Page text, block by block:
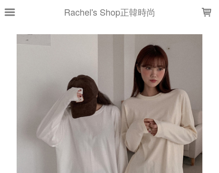
Rachel's Shop正韓時尚